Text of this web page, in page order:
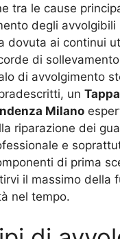
tra le cause
degli avvolgibili
dovuta ai continui
di
di avvolgimento
un
Milano
riparazione dei
e
di prima
il massimo della
nel tempo.